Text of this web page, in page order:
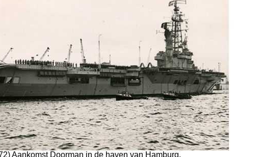
Aankomst Doorman in de haven van Hamburg.